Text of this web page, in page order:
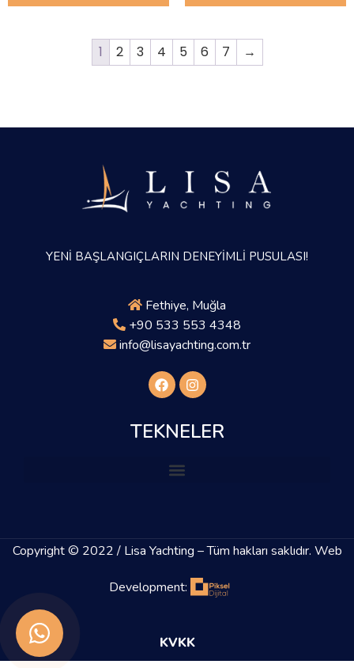
1 2 3 4 5 6 7 →
YENİ BAŞLANGIÇLARIN DENEYİMLİ PUSULASI!
Fethiye, Muğla
+90 533 553 4348
info@lisayachting.com.tr
TEKNELER
Copyright © 2022 / Lisa Yachting – Tüm hakları saklıdır. Web
Development:
KVKK